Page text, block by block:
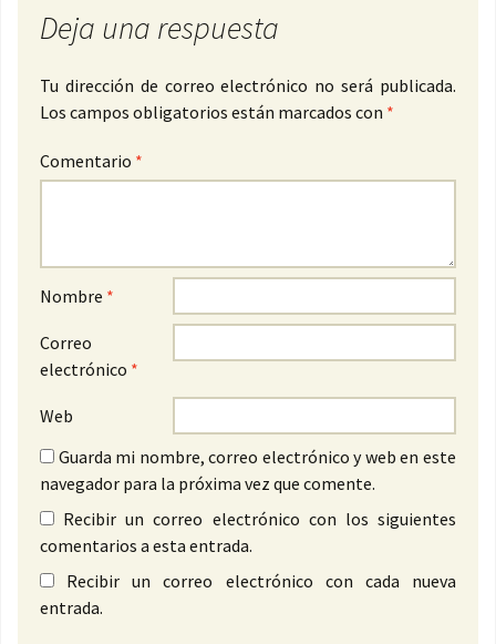
Deja una respuesta
Tu dirección de correo electrónico no será publicada.
Los campos obligatorios están marcados con *
Comentario *
Nombre *
Correo
electrónico *
Web
Guarda mi nombre, correo electrónico y web en este
navegador para la próxima vez que comente.
Recibir un correo electrónico con los siguientes
comentarios a esta entrada.
Recibir un correo electrónico con cada nueva
entrada.